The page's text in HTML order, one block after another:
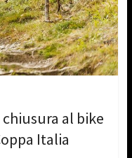
al bike
Italia